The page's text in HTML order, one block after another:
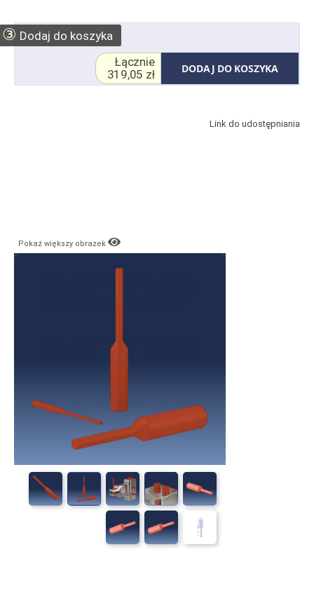
③ Dodaj do koszyka
DODAJ DO KOSZYKA
Łącznie
319,05 zł
Link do udostępniania
Pokaż większy obrazek